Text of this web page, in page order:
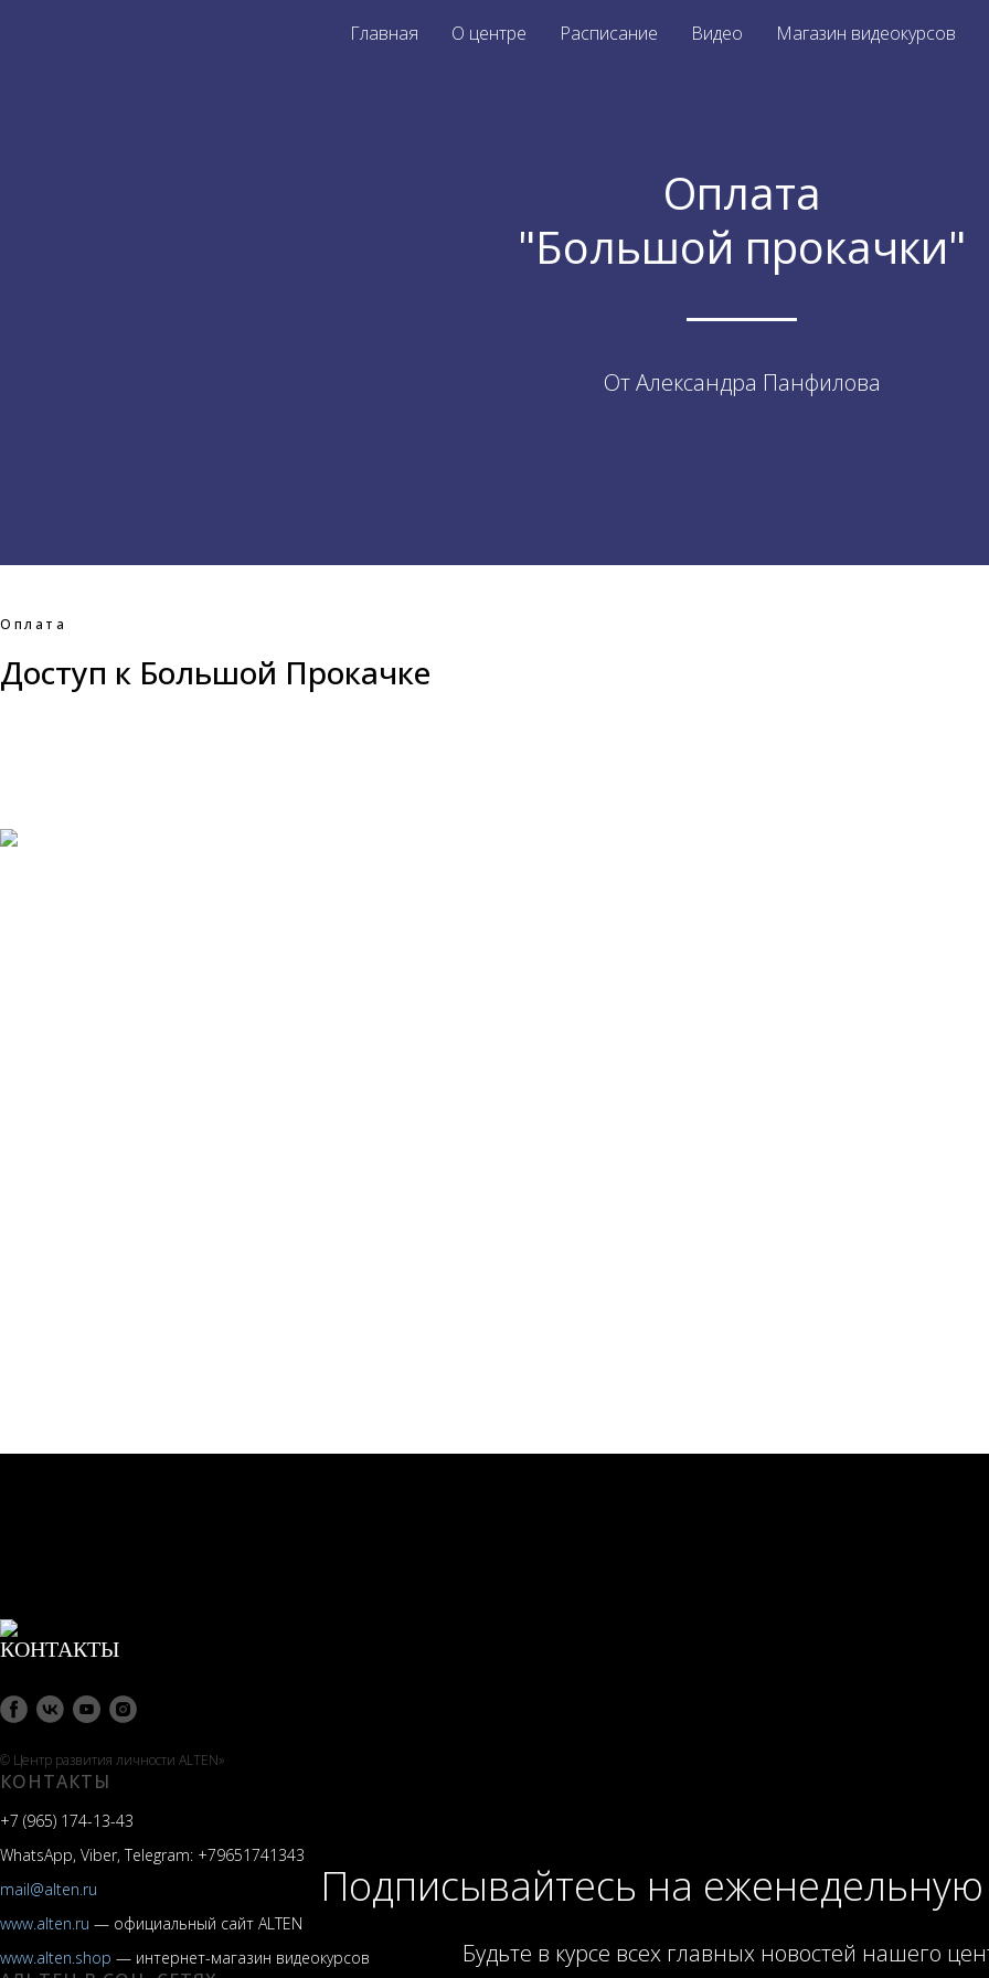
Главная О центре Расписание Видео Магазин видеокурсов
Оплата
"Большой прокачки"
От Александра Панфилова
Оплата
Доступ к Большой Прокачке
Подписывайтесь на еженедельную
Будьте в курсе всех главных новостей нашего
© Центр развития личности ALTEN»
КОНТАКТЫ
+7 (965) 174-13-43
WhatsApp, Viber, Telegram: +79651741343
mail@alten.ru
www.alten.ru — официальный сайт ALTEN
www.alten.shop — интернет-магазин видеокурсов